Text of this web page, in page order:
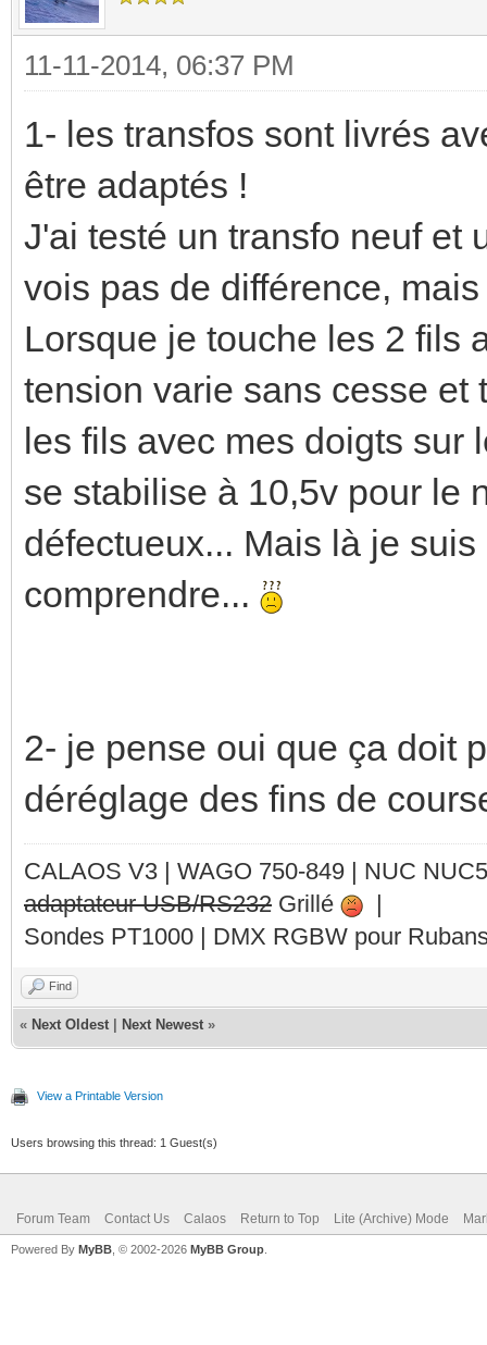
11-11-2014, 06:37 PM
1- les transfos sont livrés
être adaptés !
J'ai testé un transfo neuf et
vois pas de différence,
Lorsque je touche les 2 fils
tension varie sans cesse et
les fils avec mes doigts sur
se stabilise à 10,5v pour le
défectueux... Mais là je
comprendre...
2- je pense oui que ça doit
déréglage des fins de
CALAOS V3 | WAGO 750-849 | NUC
adaptateur USB/RS232 Grillé
|
Sondes PT1000 | DMX RGBW pour
Find
« Next Oldest Next Newest »
View a Printable Version
Users browsing this thread: 1 Guest(s)
Forum Team Contact Us Calaos Return to Top Lite (Archive) Mode
Powered By MyBB , © 2002-2026 MyBB Group